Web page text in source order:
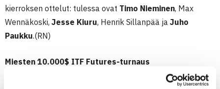
kierroksen ottelut: tulessa ovat Timo Nieminen, Max
Wennäkoski, Jesse Kiuru, Henrik Sillanpää ja Juho
Paukku.(RN)
Miesten 10.000$ ITF Futures-turnaus